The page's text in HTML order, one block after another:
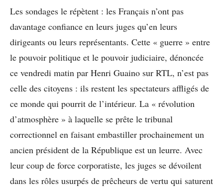
Les sondages le répètent : les Français n’ont pas
davantage confiance en leurs juges qu’en leurs
dirigeants ou leurs représentants. Cette « guerre » entre
le pouvoir politique et le pouvoir judiciaire, dénoncée
ce vendredi matin par Henri Guaino sur RTL, n’est pas
celle des citoyens : ils restent les spectateurs affligés de
ce monde qui pourrit de l’intérieur. La « révolution
d’atmosphère » à laquelle se prête le tribunal
correctionnel en faisant embastiller prochainement un
ancien président de la République est un leurre. Avec
leur coup de force corporatiste, les juges se dévoilent
dans les rôles usurpés de prêcheurs de vertu qui saturent